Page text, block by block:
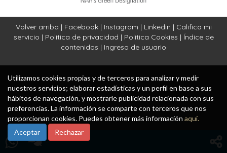
Volver arriba | Facebook| Instagram | Linkedin | Califica mi
servicio | Política de privacidad | Politica Cookies | Índice de
contenidos | Ingreso de usuario
Utilizamos cookies propias y de terceros para analizar y medir
nuestros servicios; elaborar estadísticas y un perfil en base a sus
hábitos de navegación, y mostrarle publicidad relacionada con sus
preferencias. La información se comparte con terceros que nos
proporcionan cookies. Puedes obtener más información aquí.
Aceptar
Rechazar